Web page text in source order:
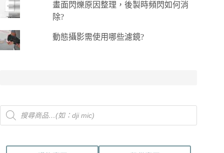
畫面閃爍原因整理，後製時頻閃如何消
除?
動態攝影需使用哪些濾鏡?
Products
search